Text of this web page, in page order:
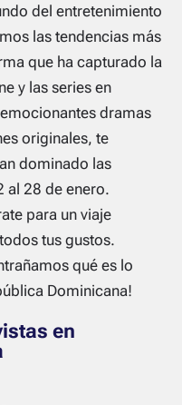
del entretenimiento
las tendencias más
que ha capturado la
y las series en
dramas
originales, te
dominado las
al 28 de enero.
para un viaje
tus gustos.
qué es lo
Dominicana!
en